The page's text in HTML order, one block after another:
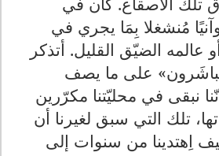
مُنشغلا بِمَا يجري في
عالمه الضيّق القليل. أتذكر
على ما يصف
نبقى في محليّتنا مكرّرين
تلك التي سبق لغيرنا أن
اِهتدينا من سنوات إلى